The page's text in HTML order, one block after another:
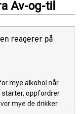
Av-og-til
reagerer på
mye alkohol når
starter, oppfordrer
mye de drikker